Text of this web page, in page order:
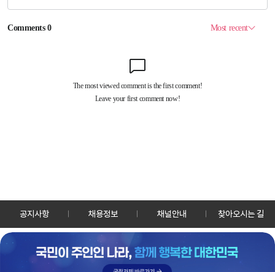
공지사항 채용정보 채널안내 찾아오시는 길
30128 세종특별자치시 정부2청사로 13 한국정책방송원 KTV
TEL: 044-204-8000
Copyrightⓒ KTV 국민방송 All Rights Reserved.